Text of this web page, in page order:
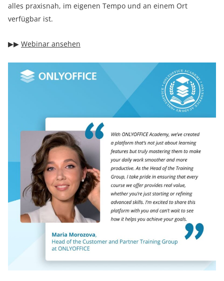
alles praxisnah, im eigenen Tempo und an einem Ort
verfügbar ist.
▶︎▶︎ Webinar ansehen